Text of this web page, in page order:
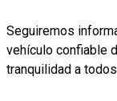
Seguiremos
vehículo confiable
tranquilidad a